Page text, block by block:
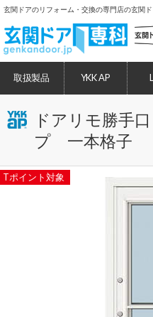
玄関ドアのリフォーム・交換の専門店の玄関
取扱製品 YKK AP
ドアリモ勝手
プ 一本格子
Tポイント対象